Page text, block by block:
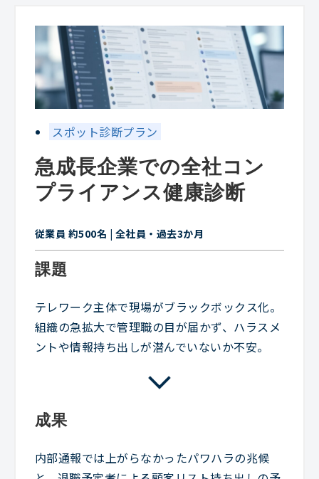
スポット診断プラン
急成長企業での全社コン
プライアンス健康診断
従業員 約500名 | 全社員・過去3か月
課題
テレワーク主体で現場がブラックボックス化。
組織の急拡大で管理職の目が届かず、ハラスメ
ントや情報持ち出しが潜んでいないか不安。
成果
内部通報では上がらなかったパワハラの兆候